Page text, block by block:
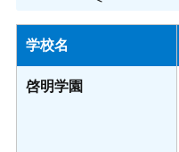
学校名
啓明学園